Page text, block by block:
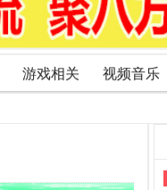
游戏相关 视频音乐